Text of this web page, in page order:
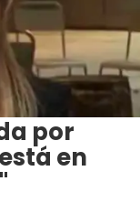
por
en